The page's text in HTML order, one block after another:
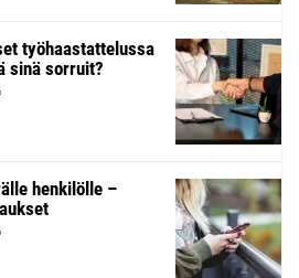
työhaastattelussa
sinä sorruit?
henkilölle –